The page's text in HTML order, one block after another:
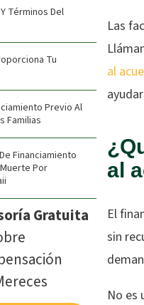
Términos Del
Tu
Previo Al
Familias
Financiamiento
Por
Gratuita
Las
al
al
El
sin
No es